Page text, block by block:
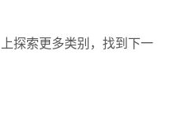
探索更多类别，找到下一